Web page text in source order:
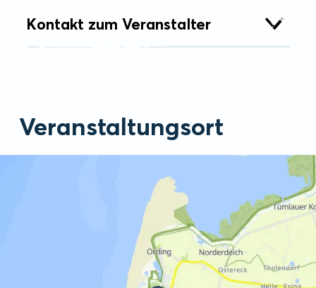
Kontakt zum Veranstalter
Veranstaltungsort